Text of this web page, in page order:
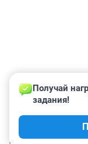
Получай
задания!